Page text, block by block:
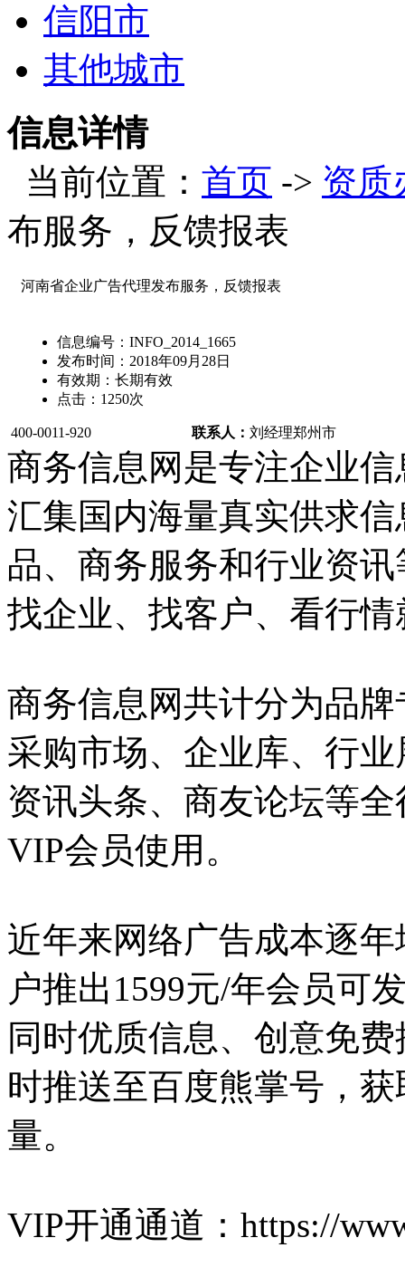
信阳市
其他城市
信息详情
当前位置： 首页 -> 资质
布服务，反馈报表
河南省企业广告代理发布服务，反馈报表
信息编号： INFO_2014_1665
发布时间： 2018年09月28日
有效期： 长期有效
点击： 1250次
400-0011-920 联系人： 刘经理郑州市
商务信息网是专注企业
汇集国内海量真实供求
品、商务服务和行业资
找企业、找客户、看行
商务信息网共计分为品
采购市场、企业库、行
资讯头条、商友论坛等
VIP会员使用。
近年来网络广告成本逐
户推出1599元/年会员可
同时优质信息、创意免
时推送至百度熊掌号，
量。
VIP开通通道：https://